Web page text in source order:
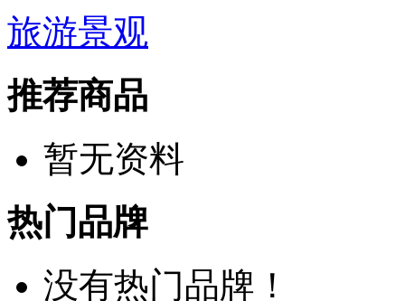
旅游景观
推荐商品
暂无资料
热门品牌
没有热门品牌！